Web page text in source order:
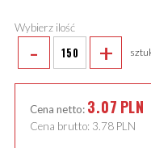
Wybierz ilość
- +
Cena netto: 3.07 PLN
Cena brutto: 3.78 PLN